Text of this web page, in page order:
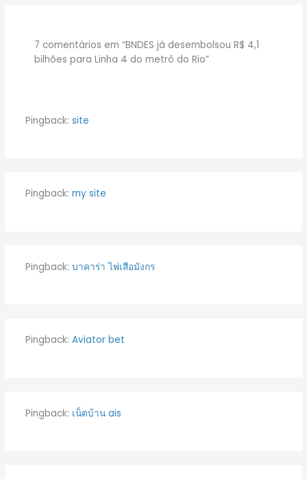
7 comentários em “BNDES já desembolsou R$ 4,1
bilhões para Linha 4 do metrô do Rio”
Pingback: site
Pingback: my site
Pingback: บาคาร่า ไพ่เสือมังกร
Pingback: Aviator bet
Pingback: เน็ตบ้าน ais